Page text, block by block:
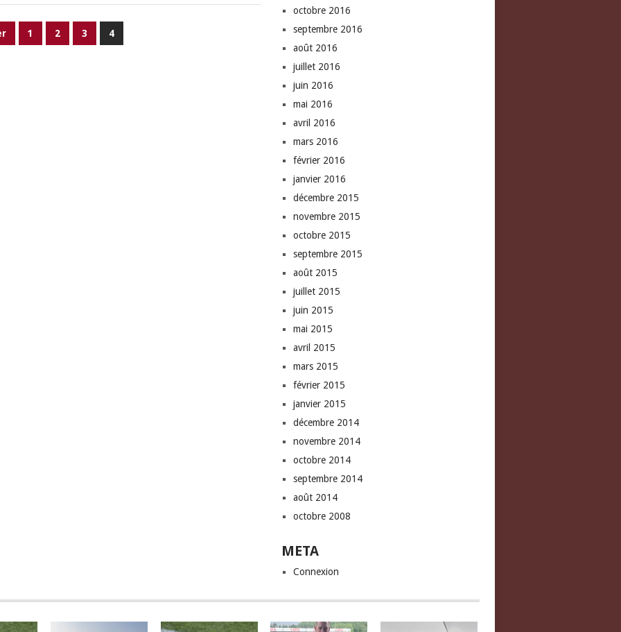
1 2 3 4
octobre 2016
septembre 2016
août 2016
juillet 2016
juin 2016
mai 2016
avril 2016
mars 2016
février 2016
janvier 2016
décembre 2015
novembre 2015
octobre 2015
septembre 2015
août 2015
juillet 2015
juin 2015
mai 2015
avril 2015
mars 2015
février 2015
janvier 2015
décembre 2014
novembre 2014
octobre 2014
septembre 2014
août 2014
octobre 2008
META
Connexion